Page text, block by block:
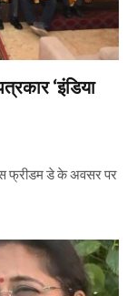
‘इंडिया
फ्रीडम डे के अवसर पर